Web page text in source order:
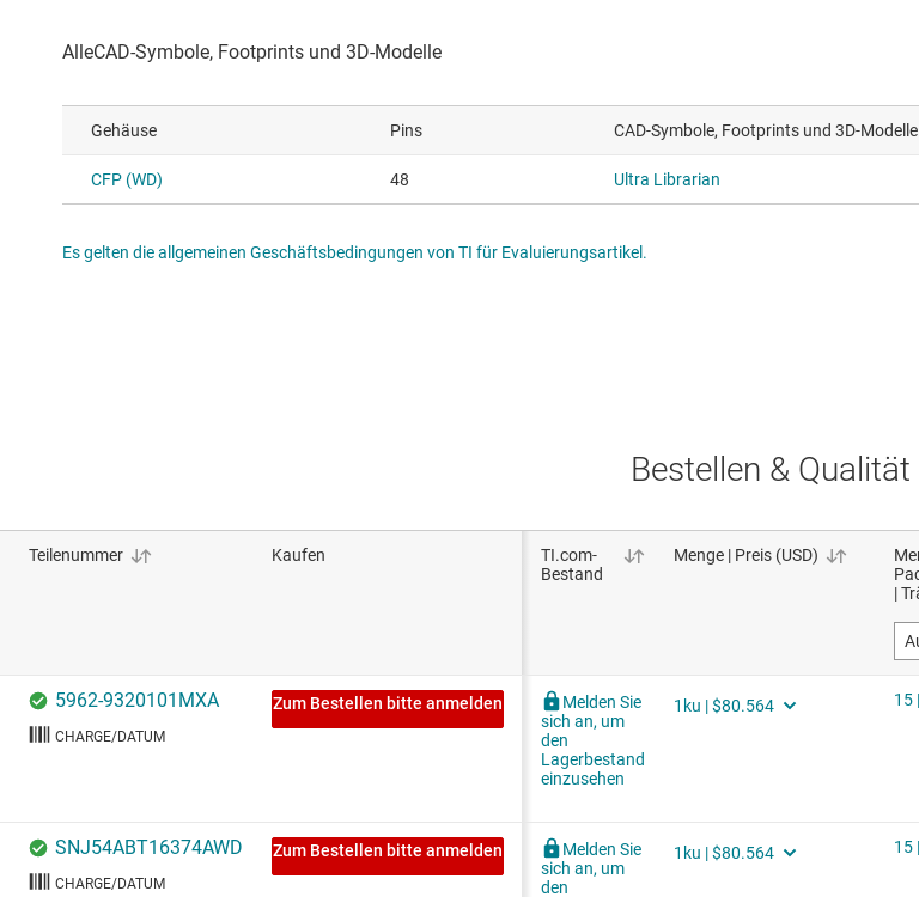
Gehäuse Pins CAD-Symbole, Footprints und 3D-Modelle
CFP (WD) 48 Ultra Librarian
Es gelten die allgemeinen Geschäftsbedingungen von TI für Evaluierungsartikel.
Bestellen & Qualität